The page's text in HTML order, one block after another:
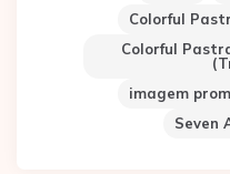
Colorful
Colorful
imagem
Seven